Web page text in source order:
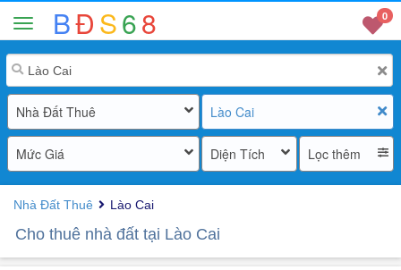
BĐS68 0
Nhà Đất Thuê Lào Cai
Mức Giá Diện Tích Lọc thêm
Nhà Đất Thuê Lào Cai
Cho thuê nhà đất tại Lào Cai